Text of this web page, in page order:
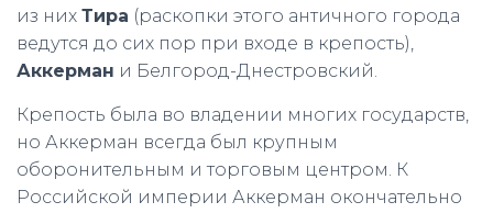
из них Тира (раскопки этого античного города
ведутся до сих пор при входе в крепость),
Аккерман и Белгород-Днестровский.
Крепость была во владении многих государств,
но Аккерман всегда был крупным
оборонительным и торговым центром. К
Российской империи Аккерман окончательно